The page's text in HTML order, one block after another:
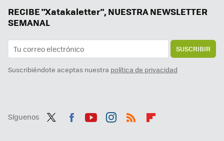
RECIBE "Xatakaletter", NUESTRA NEWSLETTER
SEMANAL
SUSCRIBIR
Suscribiéndote aceptas nuestra política de privacidad
Síguenos